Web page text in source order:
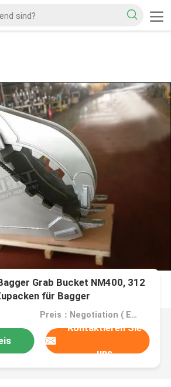
Grab Bucket NM400, 312
für Bagger
Preis：Negotiation ( EXW , FOB or CIF price )
Kontaktieren Sie
uns